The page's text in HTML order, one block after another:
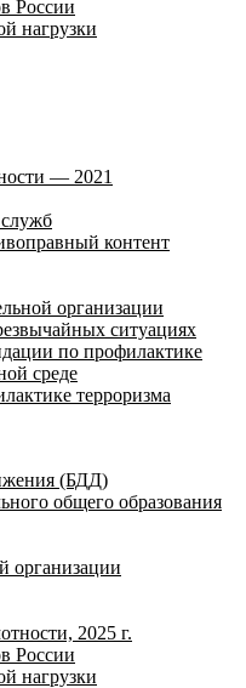
России
нагрузки
— 2021
контент
организации
ситуациях
по профилактике
среде
терроризма
(БДД)
общего образования
организации
2025 г.
России
нагрузки